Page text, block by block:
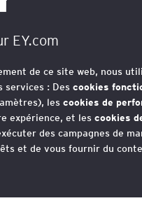
attendue
?
grand nombre
EY.com
de ce site web, nous
services : Des cookies
les cookies de
expérience, et les cookies
des campagnes de
et de vous fournir du